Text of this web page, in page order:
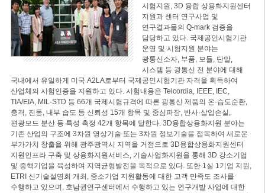
시험지원, 3D 융합 상용화지원센터
지원과 센터 연구사업 및
연구결과물의 Q-mark 검증을
담당하고 있다. 국제공인시험기관
운영 및 시험지원 분야는
광통신소자, 부품, 모듈, 단말,
시스템 등 광통신 전 분야에 대해
국내에서 유일하게 미국 A2LA로부터 국제공인시험기관 자격을 획득하여
산업체의 시험인증을 지원하고 있다. 시험내용은 Telcordia, IEEE, IEC,
TIA/EIA, MIL-STD 등 66개 국제시험규격에 따른 광통신 제품의 온·습도순환,
충격, 진동, 내부 습도 등 신뢰성 15개 항목 및 중심파장, 반사·삽입손실,
편광모드 분산 등 특성 측정 42개 항목에 달한다. 3D융합상용화지원 분야는
기존 산업의 구조에 3차원 영상기술 또는 3차원 정보기술을 접목하여 새로운
부가가치 창출을 위해 광주광역시 지역을 거점으로 3D융합상용화지원센터
지원인프라 구축 및 상용화지원서비스, 기술사업화지원을 통해 3D 강소기업
및 중핵기업을 육성하여 지역균형발전을 목적으로 있다. 또한 1실 1기업 지원,
ETRI 신기술설명회 개최, 중소기업 지원활동에 대한 고객 만족도 조사를
수행하고 있으며, 호남권연구센터에서 수행하고 있는 연구개발 사업에 대한